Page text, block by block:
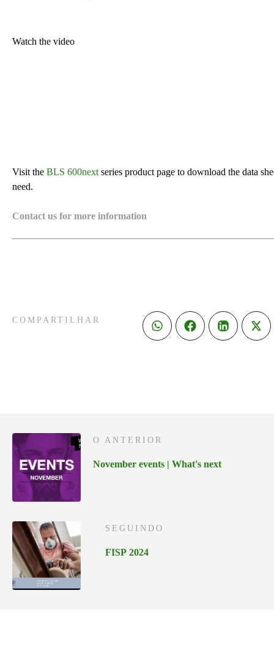
COMPARTILHAR
Watch the video
Visit the BLS 600next series product page to download the data
need.
Contact us for more information
O ANTERIOR
November events | What's next
SEGUINDO
FISP 2024